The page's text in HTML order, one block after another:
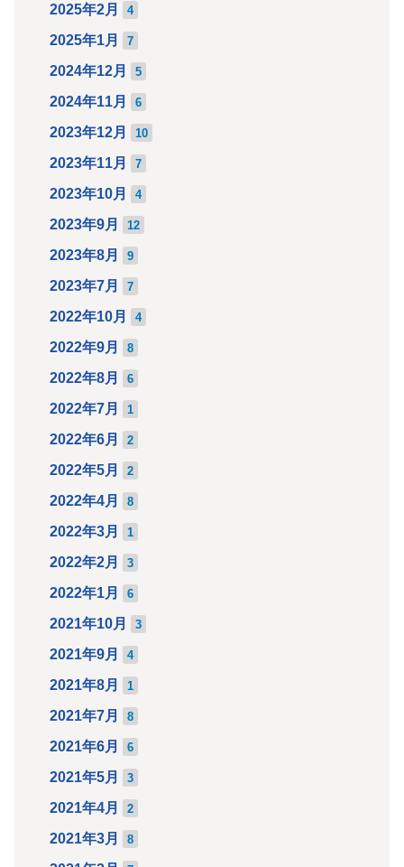
2025年2月 4
2025年1月 7
2024年12月 5
2024年11月 6
2023年12月 10
2023年11月 7
2023年10月 4
2023年9月 12
2023年8月 9
2023年7月 7
2022年10月 4
2022年9月 8
2022年8月 6
2022年7月 1
2022年6月 2
2022年5月 2
2022年4月 8
2022年3月 1
2022年2月 3
2022年1月 6
2021年10月 3
2021年9月 4
2021年8月 1
2021年7月 8
2021年6月 6
2021年5月 3
2021年4月 2
2021年3月 8